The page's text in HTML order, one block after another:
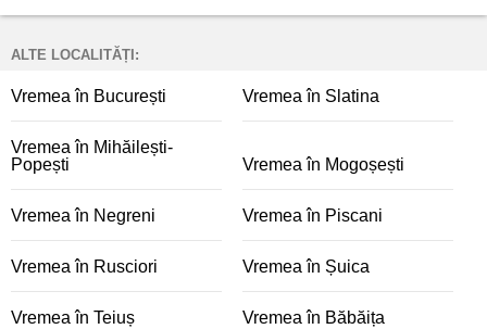
ALTE LOCALITĂȚI:
Vremea în București Vremea în Slatina
Vremea în Mihăilești-
Popești
Vremea în Mogoșești
Vremea în Negreni Vremea în Piscani
Vremea în Rusciori Vremea în Șuica
Vremea în Teiuș Vremea în Băbăița